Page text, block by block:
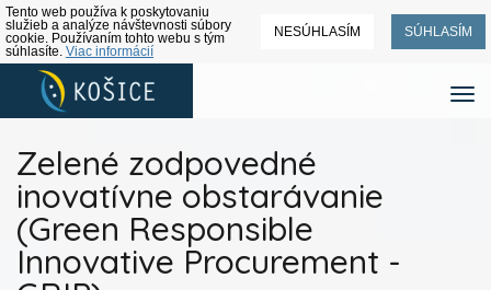
Tento web používa k poskytovaniu
služieb a analýze návštevnosti súbory
cookie. Používaním tohto webu s tým
súhlasíte. Viac informácií
NESÚHLASÍM SÚHLASÍM
Zelené zodpovedné
inovatívne obstarávanie
(Green Responsible
Innovative Procurement -